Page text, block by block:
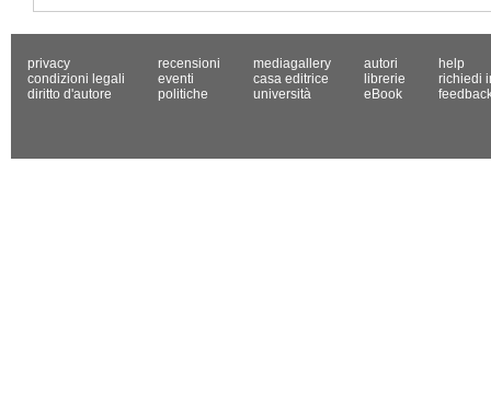
privacy
condizioni legali
diritto d'autore
recensioni
eventi
politiche
mediagallery
casa editrice
università
autori
librerie
eBook
help
richiedi